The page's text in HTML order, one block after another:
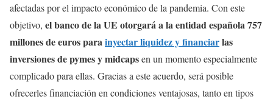
afectadas por el impacto económico de la pandemia. Con este
objetivo, el banco de la UE otorgará a la entidad española 757
millones de euros parainyectar liquidez y financiarlas
inversiones de pymes y midcapsen un momento especialmente
complicado para ellas. Gracias a este acuerdo, será posible
ofrecerles financiación en condiciones ventajosas, tanto en tipos